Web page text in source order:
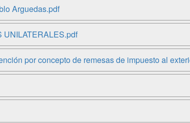
Arguedas.pdf
UNILATERALES.pdf
por concepto de remesas de impuesto al